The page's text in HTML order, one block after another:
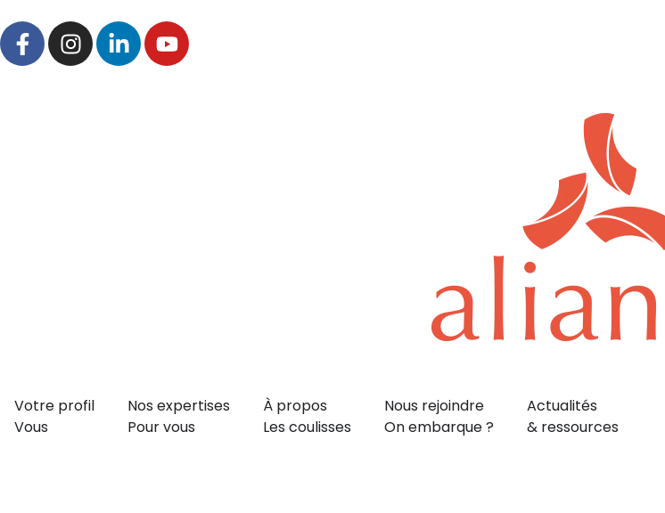
Votre profil
Vous
Nos expertises
Pour vous
À propos
Les coulisses
Nous rejoindre
On embarque ?
Actualités
& ressources